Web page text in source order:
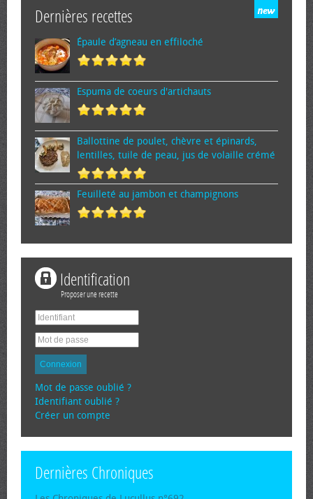
Dernières recettes
Épaule d’agneau en effiloché
Espuma de cœurs d'artichauts
Ballottine de poulet, chèvre et épinards,
lentilles, tuile de peau, jus de volaille crémé
Feuilleté au jambon et champignons
Identification
Proposer une recette
Connexion
Mot de passe oublié ?
Identifiant oublié ?
Créer un compte
Dernières Chroniques